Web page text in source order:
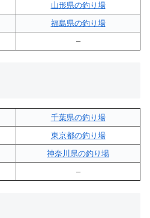
山形県の釣り場
福島県の釣り場
–
千葉県の釣り場
東京都の釣り場
神奈川県の釣り場
–